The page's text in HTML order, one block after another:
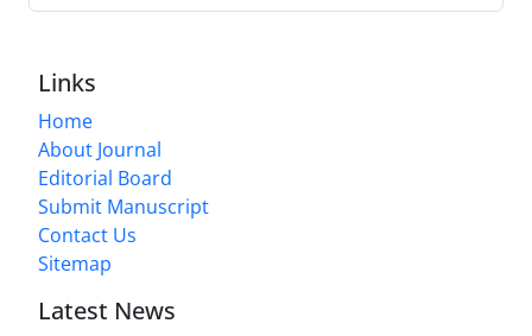
Links
Home
About Journal
Editorial Board
Submit Manuscript
Contact Us
Sitemap
Latest News